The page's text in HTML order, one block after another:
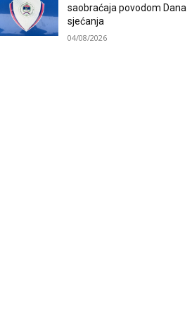
saobraćaja povodom Dana
sjećanja
04/08/2026